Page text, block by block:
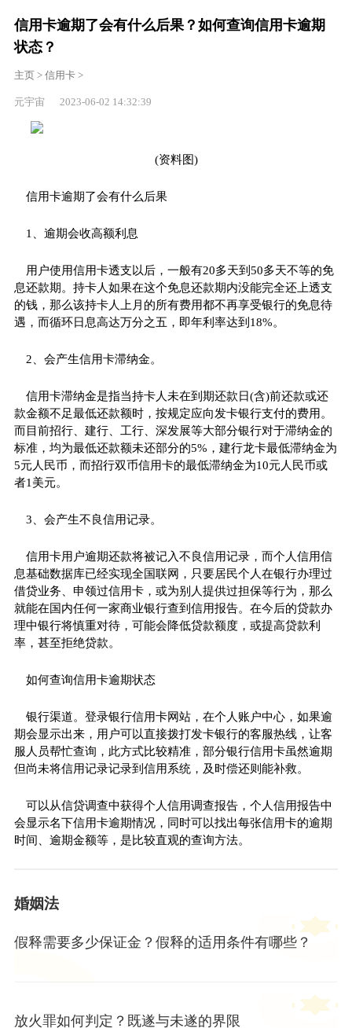
信用卡逾期了会有什么后果？如何查询信用卡逾期
状态？
主页> 信用卡>
元宇宙 2023-06-02 14:32:39
(资料图)
信用卡逾期了会有什么后果
1、逾期会收高额利息
用户使用信用卡透支以后，一般有20多天到50多天不等的免
息还款期。持卡人如果在这个免息还款期内没能完全还上透支
的钱，那么该持卡人上月的所有费用都不再享受银行的免息待
遇，而循环日息高达万分之五，即年利率达到18%。
2、会产生信用卡滞纳金。
信用卡滞纳金是指当持卡人未在到期还款日(含)前还款或还
款金额不足最低还款额时，按规定应向发卡银行支付的费用。
而目前招行、建行、工行、深发展等大部分银行对于滞纳金的
标准，均为最低还款额未还部分的5%，建行龙卡最低滞纳金为
5元人民币，而招行双币信用卡的最低滞纳金为10元人民币或
者1美元。
3、会产生不良信用记录。
信用卡用户逾期还款将被记入不良信用记录，而个人信用信
息基础数据库已经实现全国联网，只要居民个人在银行办理过
借贷业务、申领过信用卡，或为别人提供过担保等行为，那么
就能在国内任何一家商业银行查到信用报告。在今后的贷款办
理中银行将慎重对待，可能会降低贷款额度，或提高贷款利
率，甚至拒绝贷款。
如何查询信用卡逾期状态
银行渠道。登录银行信用卡网站，在个人账户中心，如果逾
期会显示出来，用户可以直接拨打发卡银行的客服热线，让客
服人员帮忙查询，此方式比较精准，部分银行信用卡虽然逾期
但尚未将信用记录记录到信用系统，及时偿还则能补救。
可以从信贷调查中获得个人信用调查报告，个人信用报告中
会显示名下信用卡逾期情况，同时可以找出每张信用卡的逾期
时间、逾期金额等，是比较直观的查询方法。
婚姻法
假释需要多少保证金？假释的适用条件有哪些？
放火罪如何判定？既遂与未遂的界限